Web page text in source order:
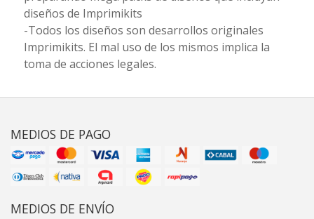
diseños de Imprimikits
-Todos los diseños son desarrollos originales
Imprimikits. El mal uso de los mismos implica la
toma de acciones legales.
MEDIOS DE PAGO
MEDIOS DE ENVÍO